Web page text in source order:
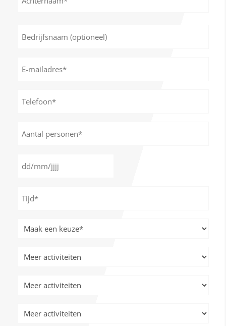
(optioneel)
mailadres
personen
DD
MM
slash
Meer
activiteiten
Meer
activiteiten
Meer
activiteiten
Meer
activiteiten